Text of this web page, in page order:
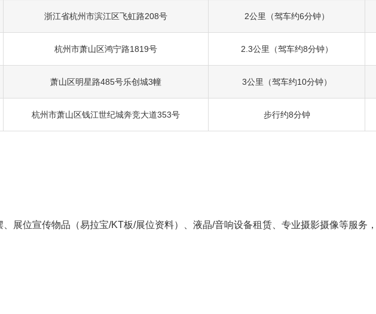
浙江省杭州市滨江区飞虹路208号 2公里（驾车约6分钟）
杭州市萧山区鸿宁路1819号 2.3公里（驾车约8分钟）
萧山区明星路485号乐创城3幢 3公里（驾车约10分钟）
杭州市萧山区钱江世纪城奔竞大道353号 步行约8分钟
展位宣传物品（易拉宝/KT板/展位资料）、液晶/音响设备租赁、专业摄影摄像等服务，